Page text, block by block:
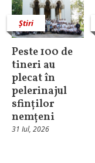
Știri
Peste 100 de
tineri au
plecat în
pelerinajul
sfinților
nemțeni
31 Iul, 2026